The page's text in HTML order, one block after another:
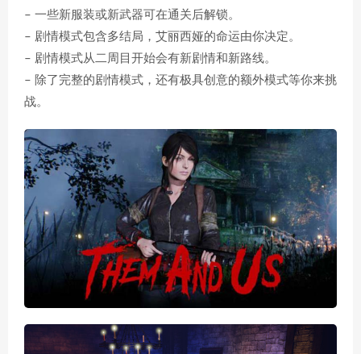
– 一些新服装或新武器可在通关后解锁。
– 剧情模式包含多结局，艾丽西娅的命运由你决定。
– 剧情模式从二周目开始会有新剧情和新路线。
– 除了完整的剧情模式，还有极具创意的额外模式等你来挑
战。